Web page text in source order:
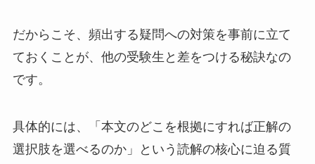
だからこそ、頻出する疑問への対策を事前に立て
ておくことが、他の受験生と差をつける秘訣なの
です。
具体的には、「本文のどこを根拠にすれば正解の
選択肢を選べるのか」という読解の核心に迫る質